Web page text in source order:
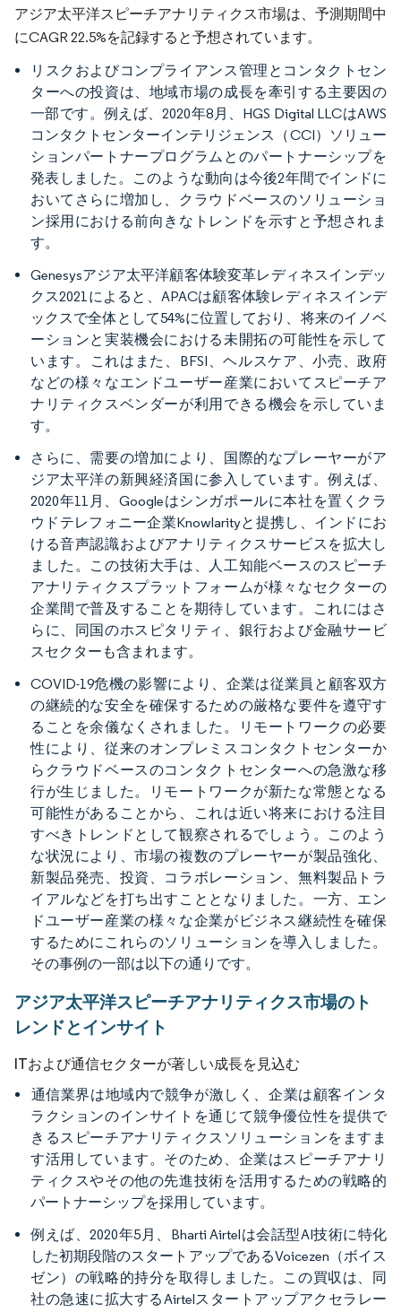
アジア太平洋スピーチアナリティクス市場は、予測期間中
にCAGR 22.5%を記録すると予想されています。
リスクおよびコンプライアンス管理とコンタクトセン
ターへの投資は、地域市場の成長を牽引する主要因の
一部です。例えば、2020年8月、HGS Digital LLCはAWS
コンタクトセンターインテリジェンス（CCI）ソリュー
ションパートナープログラムとのパートナーシップを
発表しました。このような動向は今後2年間でインドに
おいてさらに増加し、クラウドベースのソリューショ
ン採用における前向きなトレンドを示すと予想されま
す。
Genesysアジア太平洋顧客体験変革レディネスインデッ
クス2021によると、APACは顧客体験レディネスインデ
ックスで全体として54%に位置しており、将来のイノベ
ーションと実装機会における未開拓の可能性を示して
います。これはまた、BFSI、ヘルスケア、小売、政府
などの様々なエンドユーザー産業においてスピーチア
ナリティクスベンダーが利用できる機会を示していま
す。
さらに、需要の増加により、国際的なプレーヤーがア
ジア太平洋の新興経済国に参入しています。例えば、
2020年11月、Googleはシンガポールに本社を置くクラ
ウドテレフォニー企業Knowlarityと提携し、インドにお
ける音声認識およびアナリティクスサービスを拡大し
ました。この技術大手は、人工知能ベースのスピーチ
アナリティクスプラットフォームが様々なセクターの
企業間で普及することを期待しています。これにはさ
らに、同国のホスピタリティ、銀行および金融サービ
スセクターも含まれます。
COVID-19危機の影響により、企業は従業員と顧客双方
の継続的な安全を確保するための厳格な要件を遵守す
ることを余儀なくされました。リモートワークの必要
性により、従来のオンプレミスコンタクトセンターか
らクラウドベースのコンタクトセンターへの急激な移
行が生じました。リモートワークが新たな常態となる
可能性があることから、これは近い将来における注目
すべきトレンドとして観察されるでしょう。このよう
な状況により、市場の複数のプレーヤーが製品強化、
新製品発売、投資、コラボレーション、無料製品トラ
イアルなどを打ち出すこととなりました。一方、エン
ドユーザー産業の様々な企業がビジネス継続性を確保
するためにこれらのソリューションを導入しました。
その事例の一部は以下の通りです。
アジア太平洋スピーチアナリティクス市場のト
レンドとインサイト
ITおよび通信セクターが著しい成長を見込む
​通信業界は地域内で競争が激しく、企業は顧客インタ
ラクションのインサイトを通じて競争優位性を提供で
きるスピーチアナリティクスソリューションをますま
す活用しています。そのため、企業はスピーチアナリ
ティクスやその他の先進技術を活用するための戦略的
パートナーシップを採用しています。
例えば、2020年5月、Bharti Airtelは会話型AI技術に特化
した初期段階のスタートアップであるVoicezen（ボイス
ゼン）の戦略的持分を取得しました。この買収は、同
社の急速に拡大するAirtelスタートアップアクセラレー